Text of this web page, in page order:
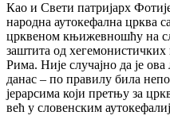
Као и Свети патријарх
народна аутокефална црква
црквеном књижевношћу на
заштита од хегемонистичких
Рима. Није случајно да је
данас – по правилу била
јерарсима који претњу за
већ у словенским